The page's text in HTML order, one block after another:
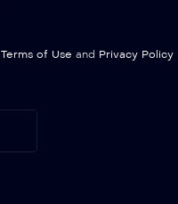
Terms of Use and Privacy Policy